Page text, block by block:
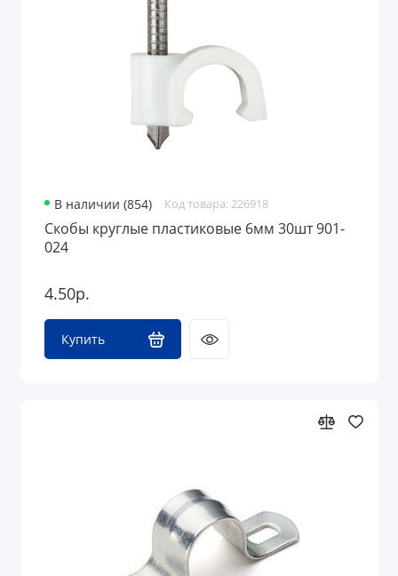
В наличии (854) Код товара: 226918
Скобы круглые пластиковые 6мм 30шт 901-
024
4.50р.
Купить